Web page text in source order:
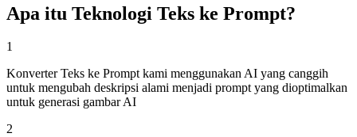
Apa itu Teknologi Teks ke Prompt?
1
Konverter Teks ke Prompt kami menggunakan AI yang canggih
untuk mengubah deskripsi alami menjadi prompt yang dioptimalkan
untuk generasi gambar AI
2